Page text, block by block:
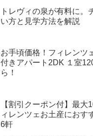
トレヴィの泉が有料に。
い方と見学方法を解説
お手頃価格！フィレンツ
付きアパート2DK １室
ら！
【割引クーポン付】最大
ィレンツェお土産におす
6軒